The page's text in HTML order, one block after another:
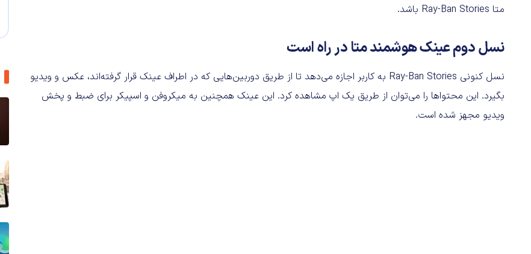
متا Ray-Ban Stories باشد.
نسل دوم عینک هوشمند متا در راه است
نسل کنونی Ray-Ban Stories به کاربر اجازه می‌دهد تا از طریق دوربین‌هایی که در اطراف عینک قرار گرفته‌اند، عکس و ویدیو
بگیرد. این محتواها را می‌توان از طریق یک اپ مشاهده کرد. این عینک همچنین به میکروفن و اسپیکر برای ضبط و پخش
ویدیو مجهز شده است.